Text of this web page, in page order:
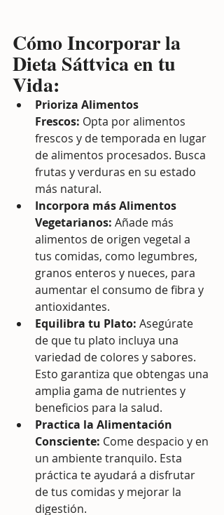
Cómo Incorporar la
Dieta Sáttvica en tu
Vida:
Prioriza Alimentos
Frescos: Opta por alimentos
frescos y de temporada en lugar
de alimentos procesados. Busca
frutas y verduras en su estado
más natural.
Incorpora más Alimentos
Vegetarianos: Añade más
alimentos de origen vegetal a
tus comidas, como legumbres,
granos enteros y nueces, para
aumentar el consumo de fibra y
antioxidantes.
Equilibra tu Plato: Asegúrate
de que tu plato incluya una
variedad de colores y sabores.
Esto garantiza que obtengas una
amplia gama de nutrientes y
beneficios para la salud.
Practica la Alimentación
Consciente: Come despacio y en
un ambiente tranquilo. Esta
práctica te ayudará a disfrutar
de tus comidas y mejorar la
digestión.